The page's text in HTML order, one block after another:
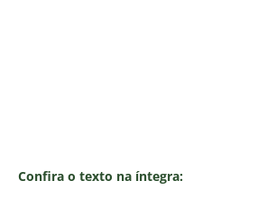
Confira o texto na íntegra: